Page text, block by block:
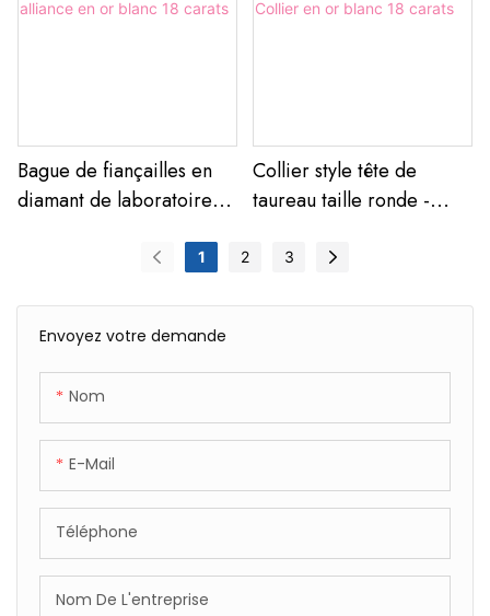
Envoyez votre demande
Nom
E-Mail
Téléphone
Nom De L'entreprise
Bague de fiançailles en
diamant de laboratoire
coussinet, alliance en or
Collier style tête de
taureau taille ronde -
laboratoire - Collier en or
1 2 3